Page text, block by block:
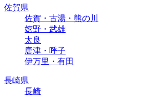
佐賀県
佐賀・古湯・熊の川
嬉野・武雄
太良
唐津・呼子
伊万里・有田
長崎県
長崎